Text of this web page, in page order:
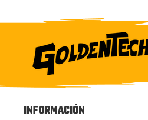
INFORMACIÓN